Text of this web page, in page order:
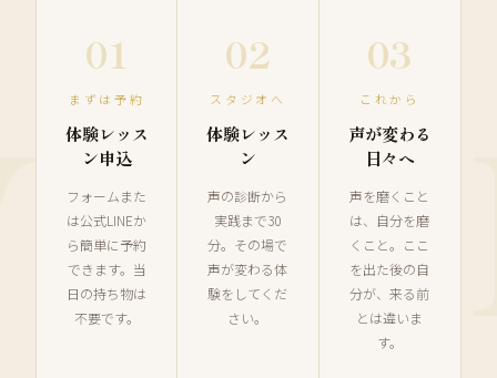
01
まずは予約
体験レッス
ン申込
フォームまた
は公式LINEか
ら簡単に予約
できます。当
日の持ち物は
不要です。
02
スタジオへ
体験レッス
ン
声の診断から
実践まで30
分。その場で
声が変わる体
験をしてくだ
さい。
03
これから
声が変わる
日々へ
声を磨くこと
は、自分を磨
くこと。ここ
を出た後の自
分が、来る前
とは違いま
す。